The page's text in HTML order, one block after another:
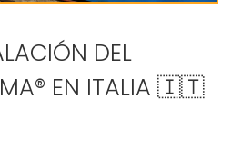
DEL
EN ITALIA 🇮🇹